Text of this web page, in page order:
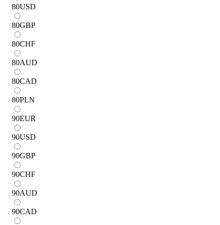
80USD
80GBP
80CHF
80AUD
80CAD
80PLN
90EUR
90USD
90GBP
90CHF
90AUD
90CAD